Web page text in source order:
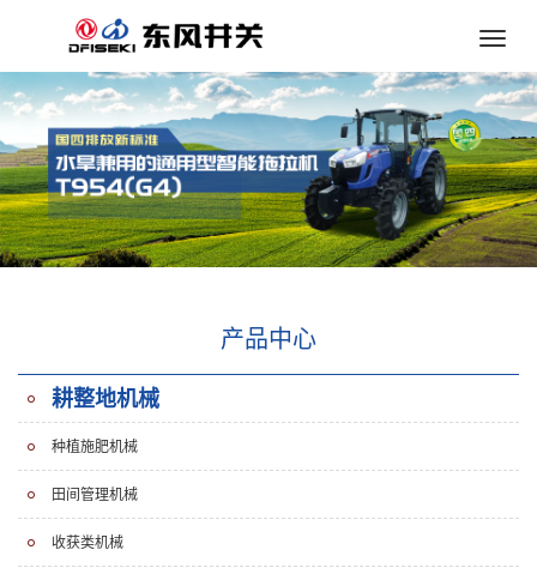
Toggle
产品中心
耕整地机械
种植施肥机械
田间管理机械
收获类机械